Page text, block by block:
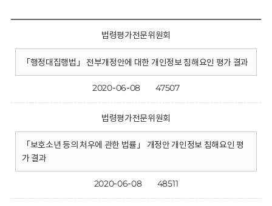
법령평가전문위원회
「행정대집행법」 전부개정안에 대한 개인정보 침해요인 평가 결과
2020-06-08 47507
법령평가전문위원회
「보호소년 등의 처우에 관한 법률」 개정안 개인정보 침해요인 평
가 결과
2020-06-08 48511